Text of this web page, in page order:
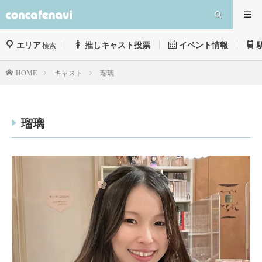
エリア検索 推しキャスト投票 イベント情報
HOME キャスト 瑠璃
瑠璃